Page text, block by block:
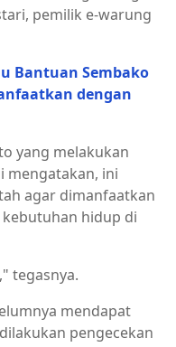
pemilik e-warung
Bantuan Sembako
dengan
yang melakukan
mengatakan, ini
agar dimanfaatkan
hidup di
tegasnya.
mendapat
pengecekan